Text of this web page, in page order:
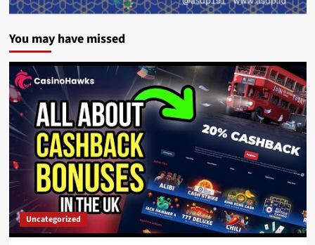
You may have missed
Uncategorized